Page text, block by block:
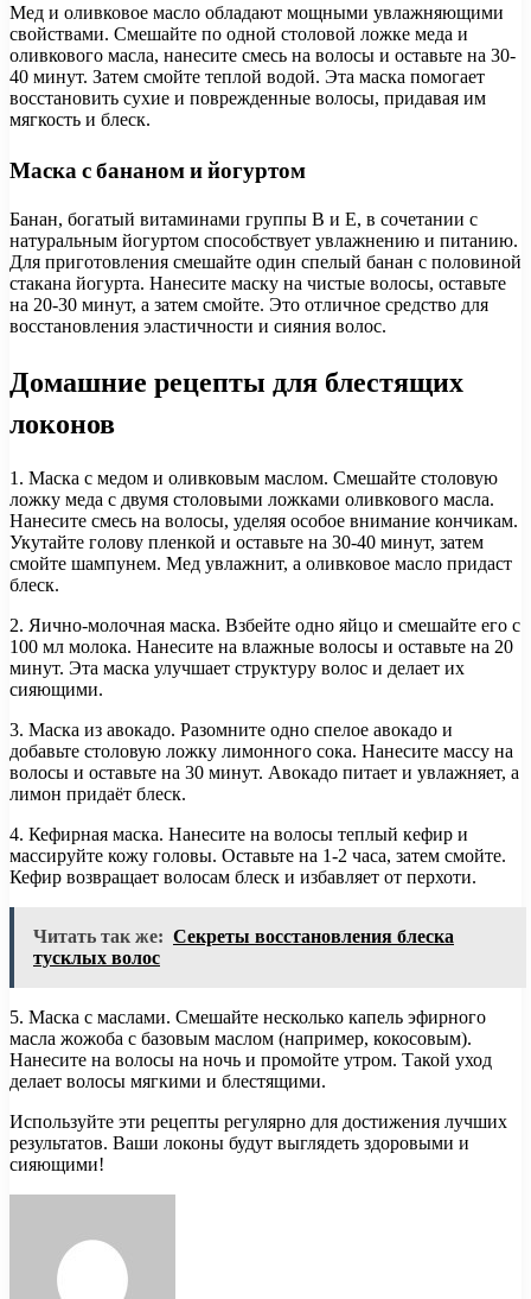
Мед и оливковое масло обладают мощными увлажняющими
свойствами. Смешайте по одной столовой ложке меда и
оливкового масла, нанесите смесь на волосы и оставьте на 30-
40 минут. Затем смойте теплой водой. Эта маска помогает
восстановить сухие и поврежденные волосы, придавая им
мягкость и блеск.
Маска с бананом и йогуртом
Банан, богатый витаминами группы B и E, в сочетании с
натуральным йогуртом способствует увлажнению и питанию.
Для приготовления смешайте один спелый банан с половиной
стакана йогурта. Нанесите маску на чистые волосы, оставьте
на 20-30 минут, а затем смойте. Это отличное средство для
восстановления эластичности и сияния волос.
Домашние рецепты для блестящих
локонов
1. Маска с медом и оливковым маслом. Смешайте столовую
ложку меда с двумя столовыми ложками оливкового масла.
Нанесите смесь на волосы, уделяя особое внимание кончикам.
Укутайте голову пленкой и оставьте на 30-40 минут, затем
смойте шампунем. Мед увлажнит, а оливковое масло придаст
блеск.
2. Яично-молочная маска. Взбейте одно яйцо и смешайте его с
100 мл молока. Нанесите на влажные волосы и оставьте на 20
минут. Эта маска улучшает структуру волос и делает их
сияющими.
3. Маска из авокадо. Разомните одно спелое авокадо и
добавьте столовую ложку лимонного сока. Нанесите массу на
волосы и оставьте на 30 минут. Авокадо питает и увлажняет, а
лимон придаёт блеск.
4. Кефирная маска. Нанесите на волосы теплый кефир и
массируйте кожу головы. Оставьте на 1-2 часа, затем смойте.
Кефир возвращает волосам блеск и избавляет от перхоти.
Читать так же: Секреты восстановления блеска
тусклых волос
5. Маска с маслами. Смешайте несколько капель эфирного
масла жожоба с базовым маслом (например, кокосовым).
Нанесите на волосы на ночь и промойте утром. Такой уход
делает волосы мягкими и блестящими.
Используйте эти рецепты регулярно для достижения лучших
результатов. Ваши локоны будут выглядеть здоровыми и
сияющими!